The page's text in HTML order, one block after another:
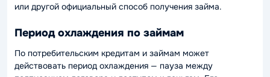
или другой официальный способ получения займа.
Период охлаждения по займам
По потребительским кредитам и займам может
действовать период охлаждения — пауза между